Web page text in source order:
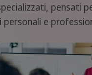
pensati
e